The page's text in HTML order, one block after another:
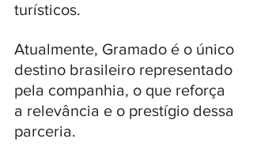
turísticos.
Atualmente, Gramado é o único
destino brasileiro representado
pela companhia, o que reforça
a relevância e o prestígio dessa
parceria.